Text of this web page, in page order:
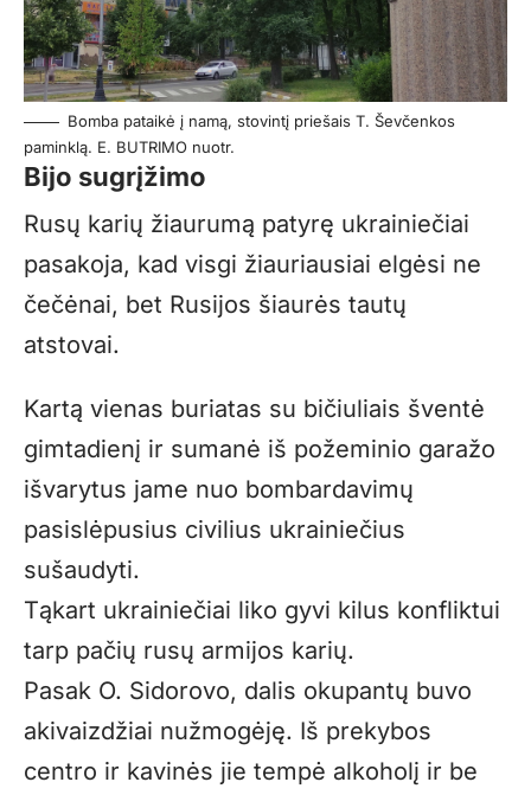
Bomba pataikė į namą, stovintį priešais T. Ševčenkos
paminklą. E. BUTRIMO nuotr.
Bijo sugrįžimo
Rusų karių žiaurumą patyrę ukrainiečiai
pasakoja, kad visgi žiauriausiai elgėsi ne
čečėnai, bet Rusijos šiaurės tautų
atstovai.
Kartą vienas buriatas su bičiuliais šventė
gimtadienį ir sumanė iš požeminio garažo
išvarytus jame nuo bombardavimų
pasislėpusius civilius ukrainiečius
sušaudyti.
Tąkart ukrainiečiai liko gyvi kilus konfliktui
tarp pačių rusų armijos karių.
Pasak O. Sidorovo, dalis okupantų buvo
akivaizdžiai nužmogėję. Iš prekybos
centro ir kavinės jie tempė alkoholį ir be